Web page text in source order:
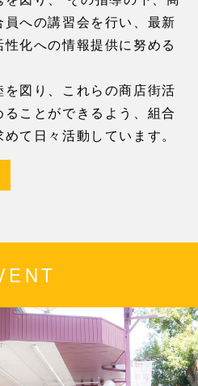
への講習会を行い、最新
化への情報提供に努める
図り、これらの商店街活
ことができるよう、組合
て日々活動しています。